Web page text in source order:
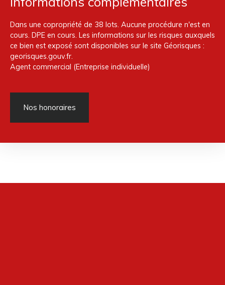
Dans une copropriété de 38 lots. Aucune procédure n'est en
cours. DPE en cours. Les informations sur les risques auxquels
ce bien est exposé sont disponibles sur le site Géorisques :
georisques.gouv.fr.
Agent commercial (Entreprise individuelle)
Nos honoraires